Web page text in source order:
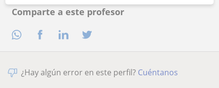
Comparte a este profesor
¿Hay algún error en este perfil? Cuéntanos